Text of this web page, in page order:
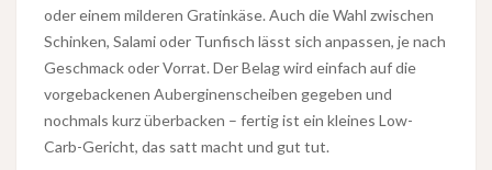
oder einem milderen Gratinkäse. Auch die Wahl zwischen
Schinken, Salami oder Tunfisch lässt sich anpassen, je nach
Geschmack oder Vorrat. Der Belag wird einfach auf die
vorgebackenen Auberginenscheiben gegeben und
nochmals kurz überbacken – fertig ist ein kleines Low-
Carb-Gericht, das satt macht und gut tut.